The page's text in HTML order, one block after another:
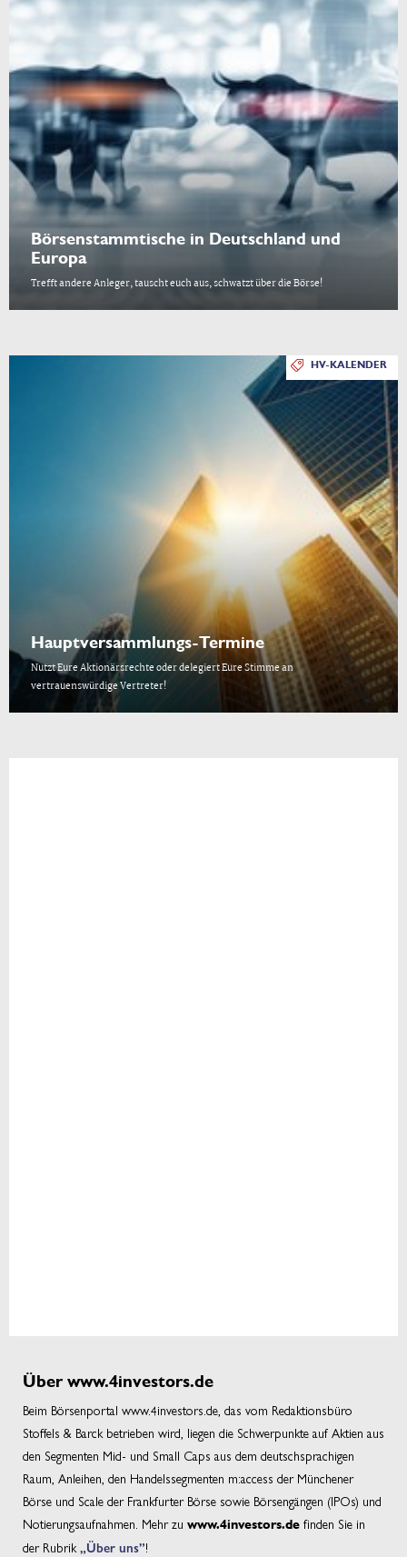
Börsenstammtische in Deutschland und
Europa
Trefft andere Anleger, tauscht euch aus, schwatzt über die Börse!
HV-KALENDER
Hauptversammlungs-Termine
Nutzt Eure Aktionärsrechte oder delegiert Eure Stimme an
vertrauenswürdige Vertreter!
Über www.4investors.de
Beim Börsenportal www.4investors.de, das vom Redaktionsbüro
Stoffels & Barck betrieben wird, liegen die Schwerpunkte auf Aktien aus
den Segmenten Mid- und Small Caps aus dem deutschsprachigen
Raum, Anleihen, den Handelssegmenten m:access der Münchener
Börse und Scale der Frankfurter Börse sowie Börsengängen (IPOs) und
Notierungsaufnahmen. Mehr zu www.4investors.de finden Sie in
der Rubrik „Über uns”!